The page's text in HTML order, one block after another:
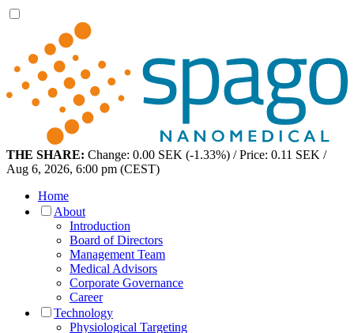
THE SHARE: Change: 0.00 SEK (-1.33%) / Price: 0.11 SEK /
Aug 6, 2026, 6:00 pm (CEST)
Home
About
Introduction
Board of Directors
Management Team
Medical Advisors
Corporate Governance
Career
Technology
Physiological Targeting